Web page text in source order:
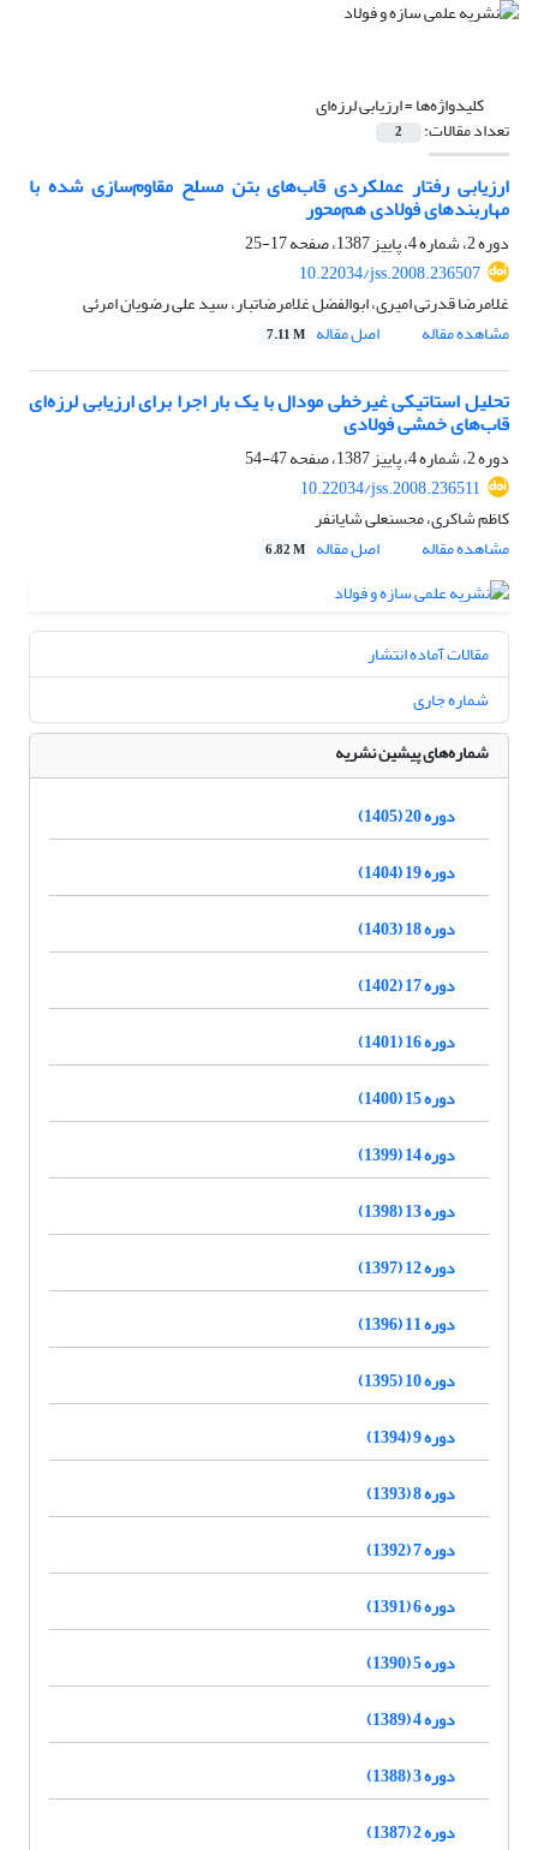
کلیدواژه‌ها =ارزیابی لرزه‌ای
تعداد مقالات: 2
ارزیابی رفتار عملکردی قاب‌های بتن مسلح مقاوم‌سازی شده با
مهاربندهای فولادی هم‌محور
دوره 2، شماره 4، پاییز 1387، صفحه
17-25
10.22034/jss.2008.236507
غلامرضا قدرتی امیری، ابوالفضل غلامرضاتبار، سید علی رضویان امرئی
مشاهده مقاله
اصل مقاله 7.11 M
تحلیل استاتیکی غیرخطی مودال با یک بار اجرا برای ارزیابی لرزه‌ای
قاب‌های خمشی فولادی
دوره 2، شماره 4، پاییز 1387، صفحه
47-54
10.22034/jss.2008.236511
کاظم شاکری، محسنعلی شایانفر
مشاهده مقاله
اصل مقاله 6.82 M
مقالات آماده انتشار
شماره جاری
شماره‌های پیشین نشریه
دوره 20 (1405)
دوره 19 (1404)
دوره 18 (1403)
دوره 17 (1402)
دوره 16 (1401)
دوره 15 (1400)
دوره 14 (1399)
دوره 13 (1398)
دوره 12 (1397)
دوره 11 (1396)
دوره 10 (1395)
دوره 9 (1394)
دوره 8 (1393)
دوره 7 (1392)
دوره 6 (1391)
دوره 5 (1390)
دوره 4 (1389)
دوره 3 (1388)
دوره 2 (1387)